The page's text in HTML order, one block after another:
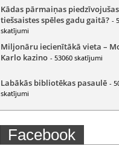
Kādas pārmaiņas piedzīvojušas
tiešsaistes spēles gadu gaitā? -
skatījumi
Miljonāru iecienītākā vieta –
Karlo kazino - 53060 skatījumi
Labākās bibliotēkas pasaulē -
skatījumi
Facebook